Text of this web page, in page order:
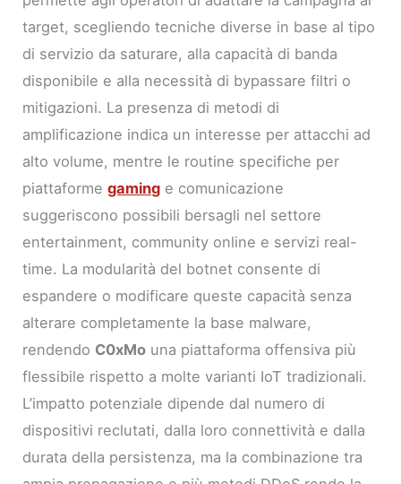
target, scegliendo tecniche diverse in base al tipo
di servizio da saturare, alla capacità di banda
disponibile e alla necessità di bypassare filtri o
mitigazioni. La presenza di metodi di
amplificazione indica un interesse per attacchi ad
alto volume, mentre le routine specifiche per
piattaformegaming e comunicazione
suggeriscono possibili bersagli nel settore
entertainment, community online e servizi real-
time. La modularità del botnet consente di
espandere o modificare queste capacità senza
alterare completamente la base malware,
rendendo C0xMo una piattaforma offensiva più
flessibile rispetto a molte varianti IoT tradizionali.
L’impatto potenziale dipende dal numero di
dispositivi reclutati, dalla loro connettività e dalla
durata della persistenza, ma la combinazione tra